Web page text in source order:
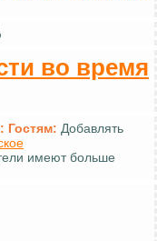
во время
Гостям: Добавлять
имеют больше